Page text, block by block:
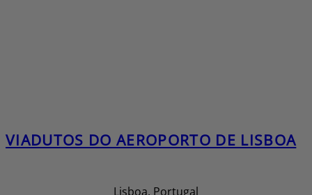
VIADUTOS DO AEROPORTO DE LISBOA
Lisboa, Portugal